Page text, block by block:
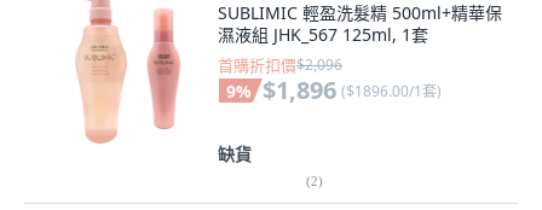
SUBLIMIC 輕盈洗髮精 500ml+精華保
濕液組 JHK_567 125ml, 1套
首購折扣價$2,096
9% $1,896 ($1896.00/1套)
缺貨
(2)